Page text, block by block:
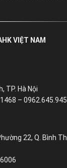
VIỆT NAM
TP. Hà Nội
– 0962.645.945
22, Q. Bình